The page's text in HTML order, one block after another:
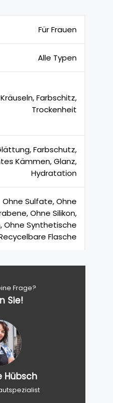
Für Frauen
Alle Typen
Kräuseln, Farbschitz,
Trockenheit
Farbschutz,
Kämmen, Glanz,
Hydratation
Ohne Sulfate, Ohne
Ohne Silikon,
Ohne Synthetische
Flasche
Frage?
Sie!
Hübsch